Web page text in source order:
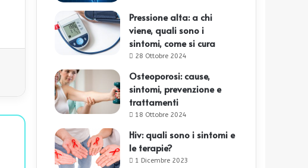
Pressione alta: a chi
viene, quali sono i
sintomi, come si cura
28 Ottobre 2024
Osteoporosi: cause,
sintomi, prevenzione e
trattamenti
18 Ottobre 2024
Hiv: quali sono i sintomi e
le terapie?
1 Dicembre 2023